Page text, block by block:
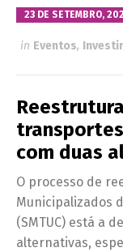
23 DE SETEMBRO,
in Eventos,
com duas
O processo de
Municipalizados
(SMTUC) está a
alternativas,